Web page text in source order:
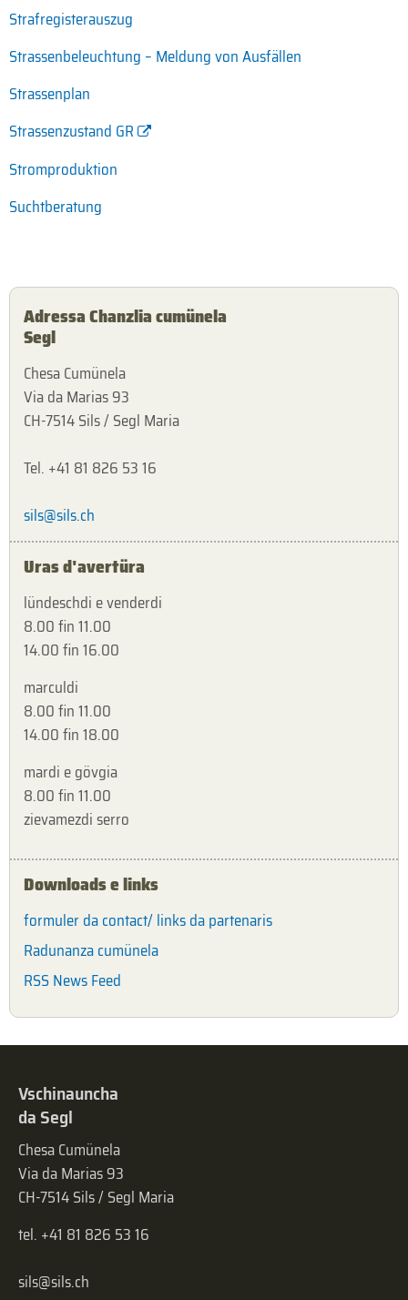
Strafregisterauszug
Strassenbeleuchtung – Meldung von Ausfällen
Strassenplan
Strassenzustand GR
Stromproduktion
Suchtberatung
Adressa Chanzlia cumünela
Segl
Chesa Cumünela
Via da Marias 93
CH-7514 Sils / Segl Maria
Tel. +41 81 826 53 16
sils@sils.ch
Uras d'avertüra
lündeschdi e venderdi
8.00 fin 11.00
14.00 fin 16.00
marculdi
8.00 fin 11.00
14.00 fin 18.00
mardi e gövgia
8.00 fin 11.00
zievamezdi serro
Downloads e links
formuler da contact/ links da partenaris
Radunanza cumünela
RSS News Feed
Vschinauncha
da Segl
Chesa Cumünela
Via da Marias 93
CH-7514 Sils / Segl Maria
tel. +41 81 826 53 16
sils@sils.ch